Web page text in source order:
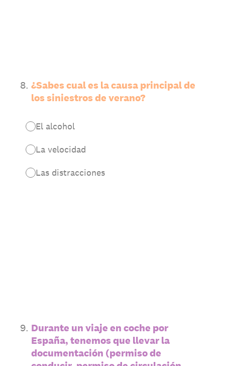
8. ¿Sabes cual es la causa principal de
los siniestros de verano?
El alcohol
La velocidad
Las distracciones
9. Durante un viaje en coche por
España, tenemos que llevar la
documentación (permiso de